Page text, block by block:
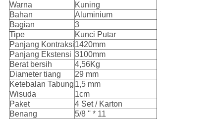
Warna
Kuning
Bahan
Aluminium
Bagian
3
Tipe
Kunci Putar
Panjang Kontraksi1420mm
Panjang Ekstensi 3100mm
Berat bersih
4,56Kg
Diameter tiang
29 mm
Ketebalan Tabung 1,5 mm
Wisuda
1cm
Paket
4 Set / Karton
Benang
5/8 '' * 11